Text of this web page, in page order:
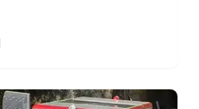
및 가격은 변동될 수 있습
라 역에서 출발! 관광열차